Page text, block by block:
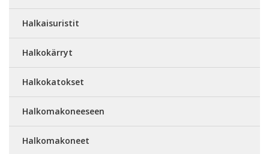
Halkaisuristit
Halkokärryt
Halkokatokset
Halkomakoneeseen
Halkomakoneet